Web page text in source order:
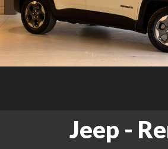
Jeep -